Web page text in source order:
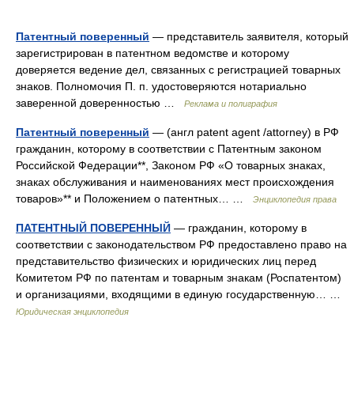
Патентный поверенный — представитель заявителя, который
зарегистрирован в патентном ведомстве и которому
доверяется ведение дел, связанных с регистрацией товарных
знаков. Полномочия П. п. удостоверяются нотариально
заверенной доверенностью …
Реклама и полиграфия
Патентный поверенный — (англ patent agent /attorney) в РФ
гражданин, которому в соответствии с Патентным законом
Российской Федерации**, Законом РФ «О товарных знаках,
знаках обслуживания и наименованиях мест происхождения
товаров»** и Положением о патентных… …
Энциклопедия права
ПАТЕНТНЫЙ ПОВЕРЕННЫЙ — гражданин, которому в
соответствии с законодательством РФ предоставлено право на
представительство физических и юридических лиц перед
Комитетом РФ по патентам и товарным знакам (Роспатентом)
и организациями, входящими в единую государственную… …
Юридическая энциклопедия